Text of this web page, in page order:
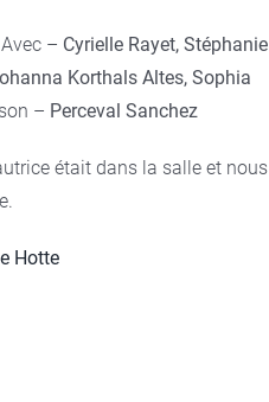
– Cyrielle Rayet, Stéphanie
Korthals Altes, Sophia
– Perceval Sanchez
était dans la salle et nous
Hotte